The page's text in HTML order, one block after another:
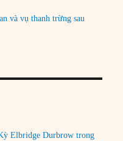
và vụ thanh trừng sau
Elbridge Durbrow trong